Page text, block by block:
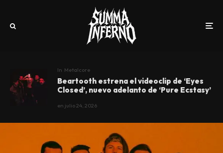
In Metalcore
Beartooth estrena el videoclip de ‘Eyes
Closed’, nuevo adelanto de ‘Pure Ecstasy’
en julio 24, 2026